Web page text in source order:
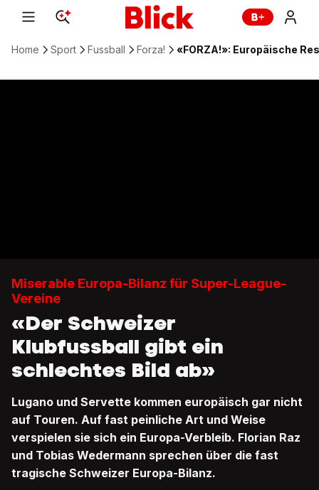
Home Sport Fussball Forza! «FORZA!»: Europäische
Miserable Europa-Bilanz für Super-League-
Vereine
«Der Schweizer
Klubfussball gibt ein
schlechtes Bild ab»
Lugano und Servette kommen europäisch gar nicht
auf Touren. Auf fast peinliche Art und Weise
verspielen sie sich ein Europa-Verbleib. Florian Raz
und Tobias Wedermann sprechen über die fast
tragische Schweizer Europa-Bilanz.